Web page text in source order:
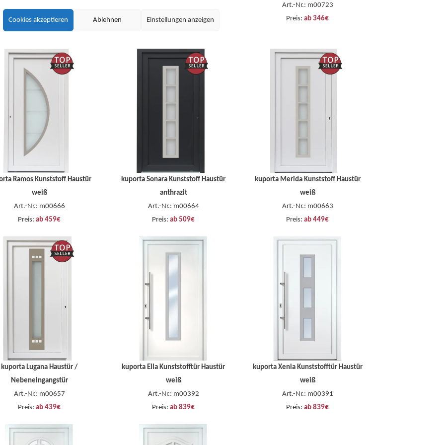
Cookies akzeptieren Ablehnen Einstellungen anzeigen
Art.-Nr.: m00246
Preis:ab 519€
Art.-Nr.: m00082
Art.-Nr.: m00723
Preis: ab 346€
Ramos Kunststoff Haustür
weiß
Art.-Nr.: m00666
Preis: ab 459€
kuporta Sonara Kunststoff Haustür
anthrazit
Art.-Nr.: m00664
Preis: ab 509€
kuporta Merida Kunststoff Haustür
weiß
Art.-Nr.: m00663
Preis: ab 449€
kuporta Lugana Haustür /
Nebeneingangstür
Art.-Nr.: m00657
Preis: ab 439€
kuporta Ella Kunststofftür Haustür
weiß
Art.-Nr.: m00392
Preis: ab 839€
kuporta Xenia Kunststofftür Haustür
weiß
Art.-Nr.: m00391
Preis: ab 839€